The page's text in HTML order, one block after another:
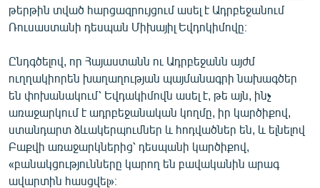
ԲԱՆԱՎԵՃ
ՓՈԴՔԱՍԹ
Հայերեն
English
Русский
թերթին տված հարցազրույցում ասել է Ադրբեջանում
Ռուսաստանի դեսպան Միխայիլ Եվդոկիմովը։
Ընդգծելով, որ Հայաստանն ու Ադրբեջանն այժմ
ուղղակիորեն խաղաղության պայմանագրի նախագծեր
են փոխանակում՝ Եվդակիմովն ասել է, թե այն, ինչ
առաջարկում է ադրբեջանական կողմը, իր կարծիքով,
ստանդարտ ձևակերպումներ և հոդվածներ են, և ելնելով
Բաքվի առաջարկներից՝ դեսպանի կարծիքով,
«բանակցությունները կարող են բավականին արագ
ավարտին հասցվել»։